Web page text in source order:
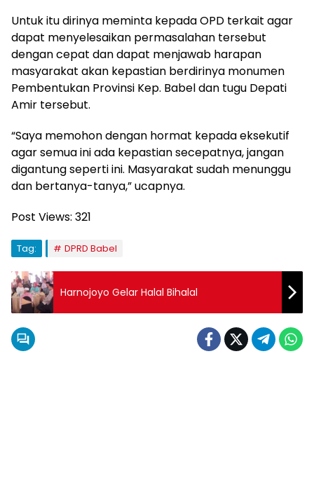
Untuk itu dirinya meminta kepada OPD terkait agar
dapat menyelesaikan permasalahan tersebut
dengan cepat dan dapat menjawab harapan
masyarakat akan kepastian berdirinya monumen
Pembentukan Provinsi Kep. Babel dan tugu Depati
Amir tersebut.
“Saya memohon dengan hormat kepada eksekutif
agar semua ini ada kepastian secepatnya, jangan
digantung seperti ini. Masyarakat sudah menunggu
dan bertanya-tanya,” ucapnya.
Post Views: 321
Tag: DPRD Babel
Harnojoyo Gelar Halal Bihalal